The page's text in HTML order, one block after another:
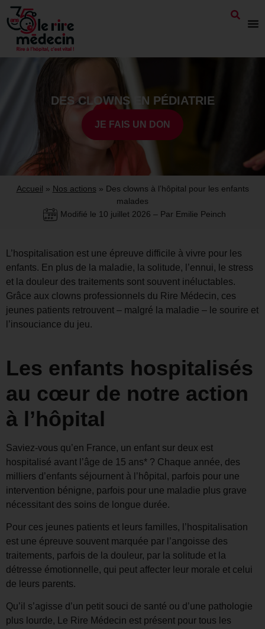
DES CLOWNS EN PÉDIATRIE
JE FAIS UN DON
Accueil » Nos actions » Des clowns à l’hôpital pour les enfants
malades
Modifié le 10 juillet 2026 – Par Emilie Peinch
L’hospitalisation est une épreuve difficile à vivre pour les
enfants. En plus de la maladie, la solitude, l’ennui, le stress
et la douleur des traitements sont souvent inéluctables.
Grâce aux clowns professionnels du Rire Médecin, ces
jeunes patients retrouvent – malgré la maladie – le sourire et
l’insouciance du jeu.
Les enfants hospitalisés
au cœur de notre action
à l’hôpital
Saviez-vous qu’en France, un enfant sur deux est
hospitalisé avant l’âge de 15 ans* ? Chaque année, des
milliers d’enfants séjournent à l’hôpital, parfois pour une
intervention bénigne, parfois pour une maladie plus grave
nécessitant des soins de longue durée.
Pour ces jeunes patients et leurs familles, l’hospitalisation
est une épreuve souvent marquée par l’angoisse des
traitements, parfois de la douleur, par la solitude et la
détresse émotionnelle, qui peut affecter leur morale et celui
de leurs parents.
Qu’il s’agisse d’un petit souci de santé ou d’une pathologie
plus lourde, Le Rire Médecin est présent pour tous les